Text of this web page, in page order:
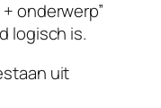
onderwerp”
logisch is.
uit